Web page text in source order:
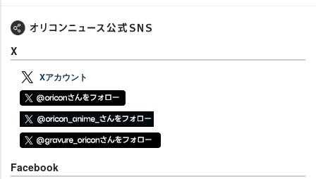
X
Xアカウント
Facebook